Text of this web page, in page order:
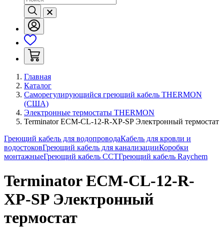
Главная
Каталог
Саморегулирующийся греющий кабель THERMON
(США)
Электронные термостаты THERMON
Terminator ECM-CL-12-R-XP-SP Электронный термостат
Греющий кабель для водопроводаКабель для кровли и
водостоковГреющий кабель для канализацииКоробки
монтажныеГреющий кабель ССТГреющий кабель Raychem
Terminator ECM-CL-12-R-
XP-SP Электронный
термостат